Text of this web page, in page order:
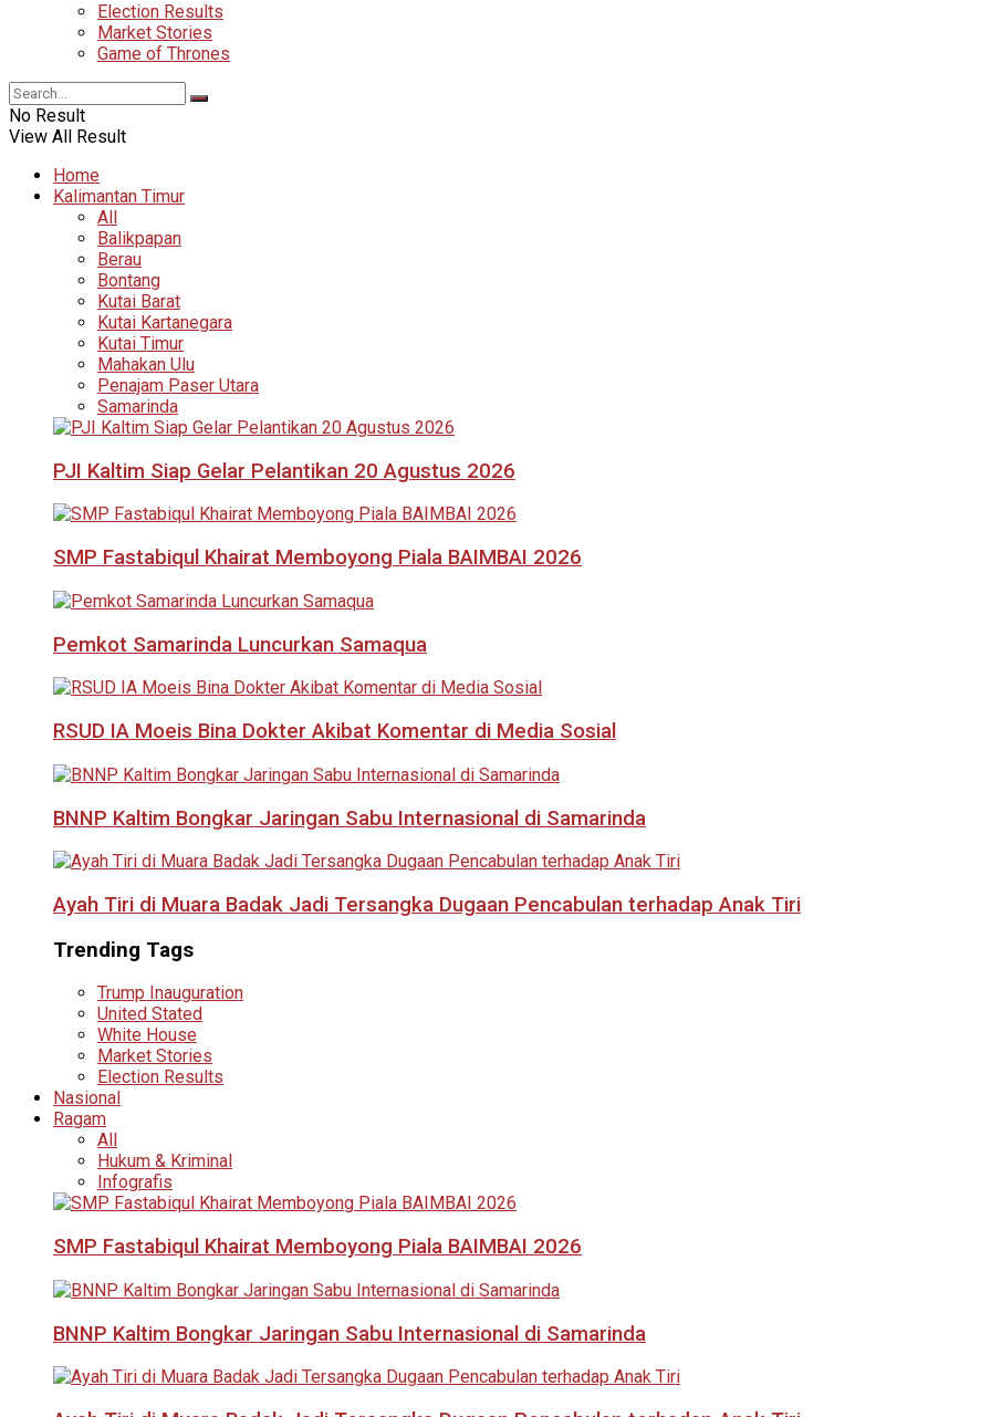
Election Results
Market Stories
Game of Thrones
No Result
View All Result
Home
Kalimantan Timur
All
Balikpapan
Berau
Bontang
Kutai Barat
Kutai Kartanegara
Kutai Timur
Mahakan Ulu
Penajam Paser Utara
Samarinda
PJI Kaltim Siap Gelar Pelantikan 20 Agustus 2026
SMP Fastabiqul Khairat Memboyong Piala BAIMBAI 2026
Pemkot Samarinda Luncurkan Samaqua
RSUD IA Moeis Bina Dokter Akibat Komentar di Media Sosial
BNNP Kaltim Bongkar Jaringan Sabu Internasional di Samarinda
Ayah Tiri di Muara Badak Jadi Tersangka Dugaan Pencabulan terhadap Anak Tiri
Trending Tags
Trump Inauguration
United Stated
White House
Market Stories
Election Results
Nasional
Ragam
All
Hukum & Kriminal
Infografis
SMP Fastabiqul Khairat Memboyong Piala BAIMBAI 2026
BNNP Kaltim Bongkar Jaringan Sabu Internasional di Samarinda